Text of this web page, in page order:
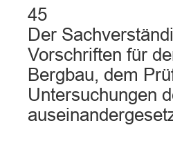
45
Der
Vorschriften für
Bergbau, dem
Untersuchungen